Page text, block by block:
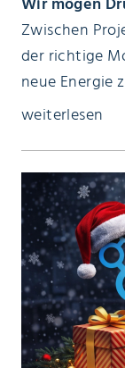
Zwischen
der richtige
neue Energie
weiterlesen